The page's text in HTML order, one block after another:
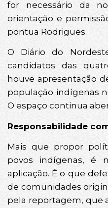
for necessário da
orientação e
pontua Rodrigues.
O Diário do
candidatos das
houve apresentação
população indígenas
O espaço continua
Responsabilidade
Mais que propor
povos indígenas, é
aplicação. É o que
de comunidades
pela reportagem, que